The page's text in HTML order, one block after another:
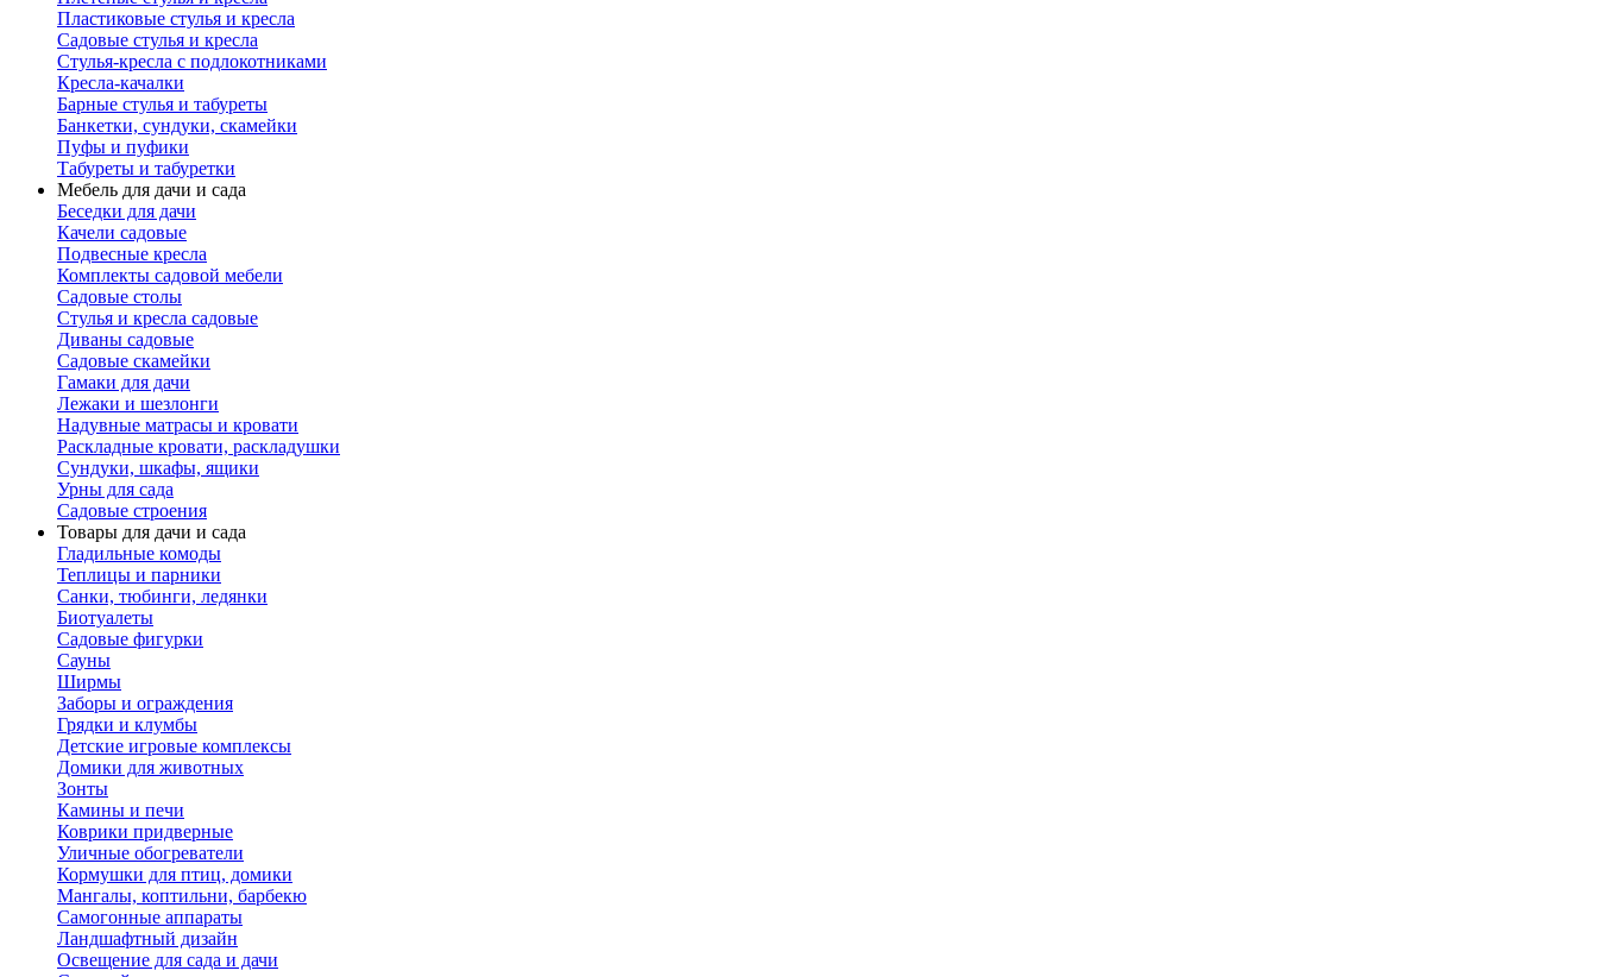
Пластиковые стулья и кресла
Садовые стулья и кресла
Стулья-кресла с подлокотниками
Кресла-качалки
Барные стулья и табуреты
Банкетки, сундуки, скамейки
Пуфы и пуфики
Табуреты и табуретки
Мебель для дачи и сада
Беседки для дачи
Качели садовые
Подвесные кресла
Комплекты садовой мебели
Садовые столы
Стулья и кресла садовые
Диваны садовые
Садовые скамейки
Гамаки для дачи
Лежаки и шезлонги
Надувные матрасы и кровати
Раскладные кровати, раскладушки
Сундуки, шкафы, ящики
Урны для сада
Садовые строения
Товары для дачи и сада
Гладильные комоды
Теплицы и парники
Санки, тюбинги, ледянки
Биотуалеты
Садовые фигурки
Сауны
Ширмы
Заборы и ограждения
Грядки и клумбы
Детские игровые комплексы
Домики для животных
Зонты
Камины и печи
Коврики придверные
Уличные обогреватели
Кормушки для птиц, домики
Мангалы, коптильни, барбекю
Самогонные аппараты
Ландшафтный дизайн
Освещение для сада и дачи